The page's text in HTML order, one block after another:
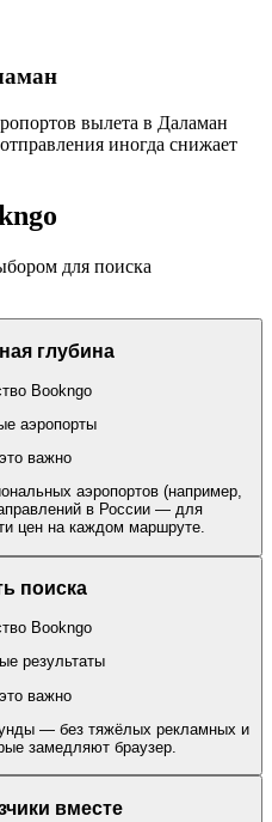
вылета в Даламан
иногда снижает
для поиска
глубина
Bookngo
аэропорты
важно
аэропортов (например,
в России — для
цен на каждом маршруте.
поиска
Bookngo
результаты
важно
— без тяжёлых рекламных и
замедляют браузер.
вместе